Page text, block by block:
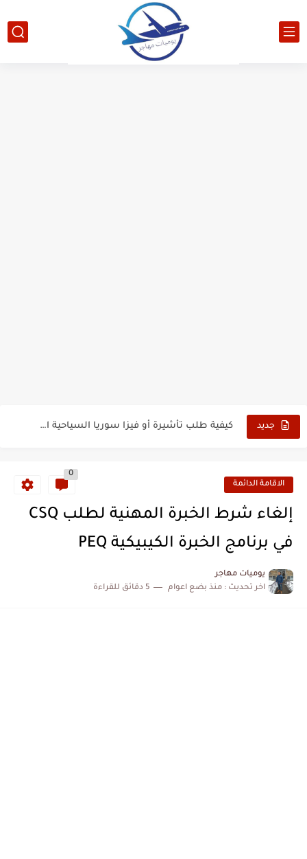
جديد كيفية طلب تأشيرة أو فيزا سوريا السياحية الإلكترونية
تأشيرة أو جزر ماريانا الشمالية الأمريكية 2026
تأشيرة أو فيزا أفغانستان السياحية 2026
الاقامة الدائمة
0
إلغاء شرط الخبرة المهنية لطلب CSQ
في برنامج الخبرة الكيبيكية PEQ
يوميات مهاجر
اخر تحديث : منذ بضع اعوام 5 دقائق للقراءة